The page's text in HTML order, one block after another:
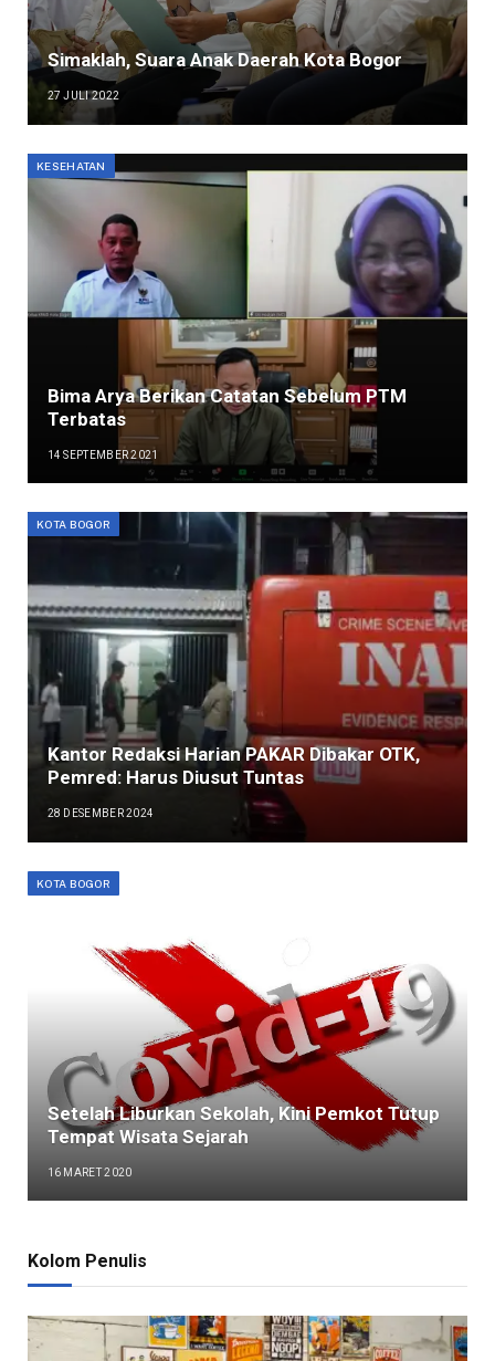
Simaklah, Suara Anak Daerah Kota Bogor
27 JULI 2022
KESEHATAN
Bima Arya Berikan Catatan Sebelum PTM
Terbatas
14 SEPTEMBER 2021
KOTA BOGOR
Kantor Redaksi Harian PAKAR Dibakar OTK,
Pemred: Harus Diusut Tuntas
28 DESEMBER 2024
KOTA BOGOR
Setelah Liburkan Sekolah, Kini Pemkot Tutup
Tempat Wisata Sejarah
16 MARET 2020
Kolom Penulis